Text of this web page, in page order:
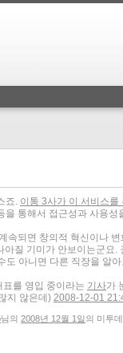
죠. 이통 3사가 이 서비스를
을 통해서 접근성과 사용성
속되면 창의적 혁신이나 변
질 기미가 안보이는군요.
도 아니면 다른 직장을 알
를 영입 중이라는 기사가
지 않은데) 2008-12-01
님의 2008년 12월 1일의 미투